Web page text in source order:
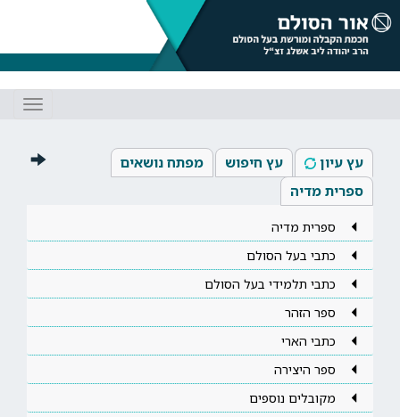
עץ עיון עץ חיפוש
מפתח נושאים
ספרית מדיה
ספרית מדיה
כתבי בעל הסולם
כתבי תלמידי בעל הסולם
ספר הזהר
כתבי הארי
ספר היצירה
מקובלים נוספים